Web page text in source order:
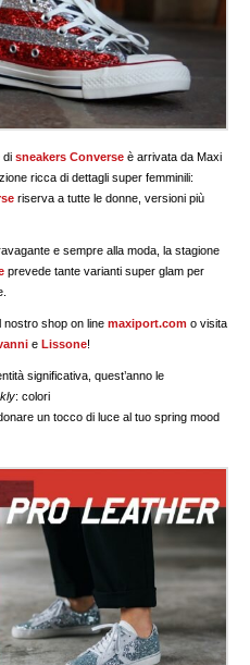
disneakers Converse è arrivata da Maxi
ricca di dettagli super femminili:
riserva a tutte le donne, versioni più
e sempre alla moda, la stagione
prevede tante varianti super glam per
nostro shop on linemaxiport.com o visita
eLissone!
significativa, quest’anno le
: colori
un tocco di luce al tuo spring mood